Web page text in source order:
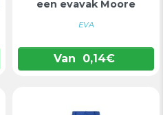
een evavak Moore
EVA
Van 0,14€